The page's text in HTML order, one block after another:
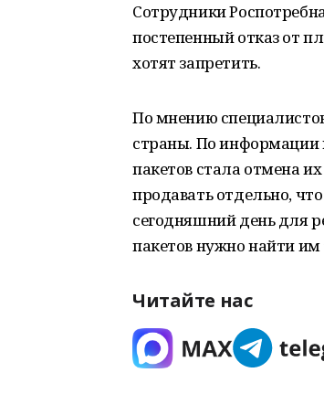
Сотрудники
постепенный отказ от
хотят запретить.
По мнению
страны. По информации
пакетов стала отмена
продавать отдельно,
сегодняшний день для
пакетов нужно найти им
Читайте нас